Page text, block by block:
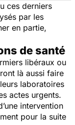
ces derniers
par les
en partie,
de santé
libéraux ou
là aussi faire
laboratoires
actes urgents.
intervention
pour la suite